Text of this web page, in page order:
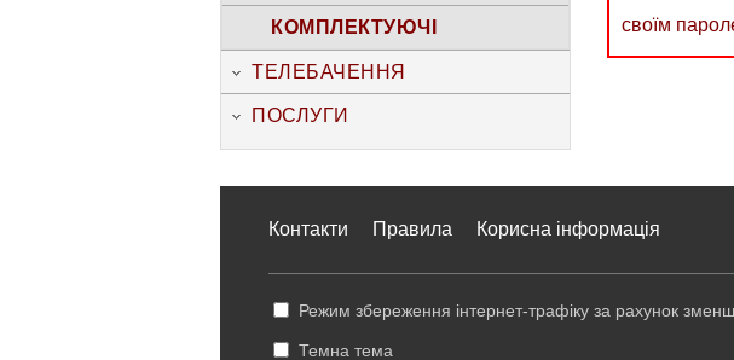
КОМПЛЕКТУЮЧІ
ТЕЛЕБАЧЕННЯ
ПОСЛУГИ
своїм
Контакти Правила Корисна інформація
Режим збереження інтернет-трафіку за рахунок
Темна тема